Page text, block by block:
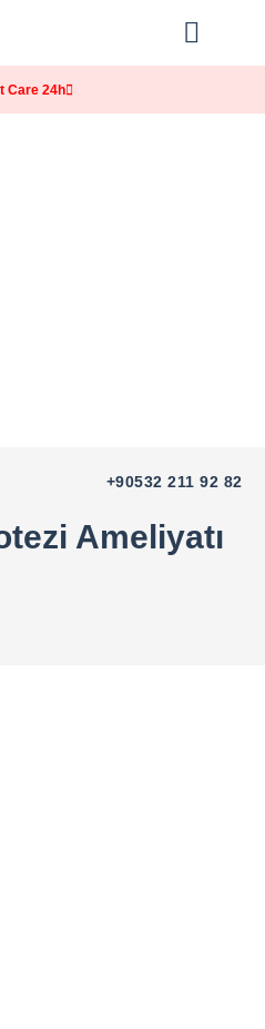
Care 24h
+90532 211 92 82
Ameliyatı